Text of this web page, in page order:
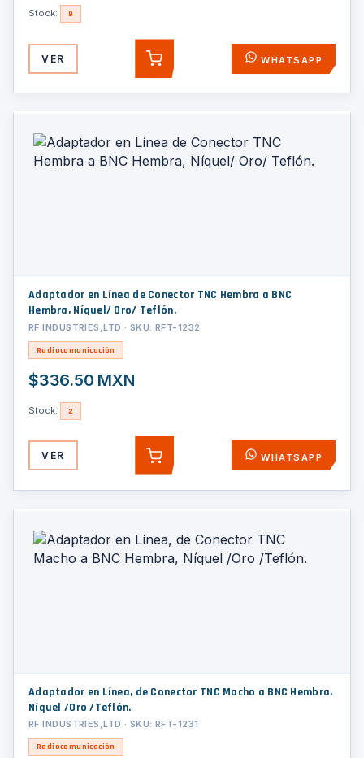
Stock: 9
VER AGREGAR WHATSAPP
Adaptador en Línea de Conector TNC Hembra a BNC
Hembra, Níquel/ Oro/ Teflón.
RF INDUSTRIES,LTD · SKU: RFT-1232
Radiocomunicación
$336.50 MXN
Stock: 2
VER AGREGAR WHATSAPP
Adaptador en Línea, de Conector TNC Macho a BNC Hembra,
Níquel /Oro /Teflón.
RF INDUSTRIES,LTD · SKU: RFT-1231
Radiocomunicación